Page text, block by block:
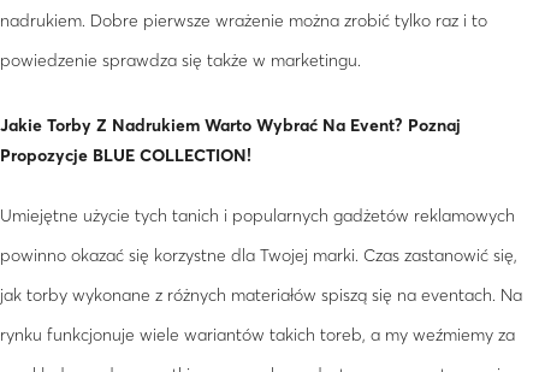
nadrukiem. Dobre pierwsze wrażenie można zrobić tylko raz i to
powiedzenie sprawdza się także w marketingu.
Jakie Torby Z Nadrukiem Warto Wybrać Na Event? Poznaj
Propozycje BLUE COLLECTION!
Umiejętne użycie tych tanich i popularnych gadżetów reklamowych
powinno okazać się korzystne dla Twojej marki. Czas zastanowić się,
jak torby wykonane z różnych materiałów spiszą się na eventach. Na
rynku funkcjonuje wiele wariantów takich toreb, a my weźmiemy za